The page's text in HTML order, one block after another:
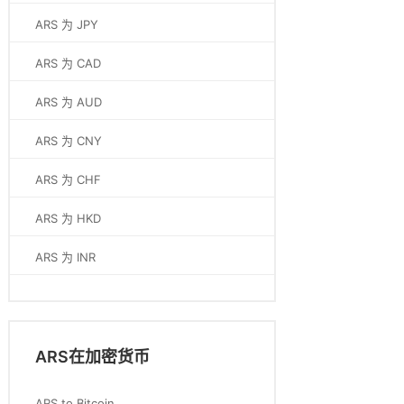
ARS 为 JPY
ARS 为 CAD
ARS 为 AUD
ARS 为 CNY
ARS 为 CHF
ARS 为 HKD
ARS 为 INR
ARS在加密货币